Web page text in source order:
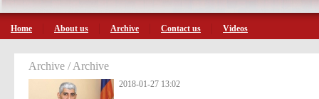
Home About us Archive Contact us Videos
Archive / Archive
2018-01-27 13:02